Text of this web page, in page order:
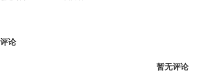
评论
暂无评论